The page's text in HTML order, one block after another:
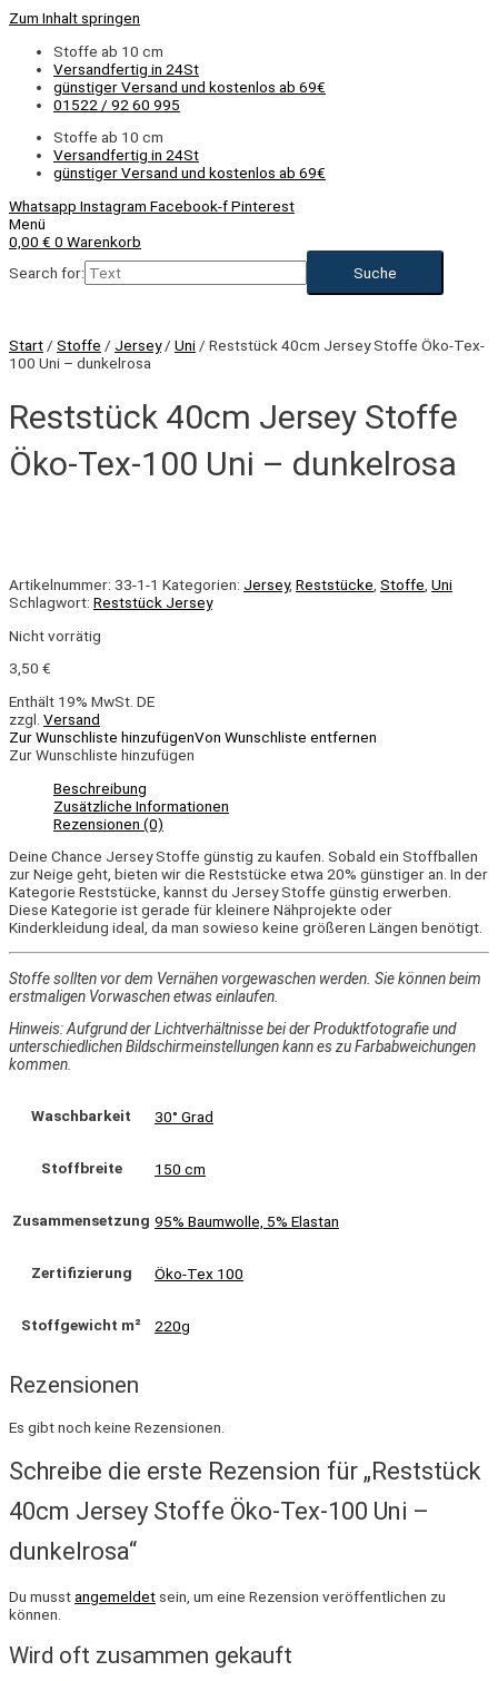
Zum Inhalt springen
Stoffe ab 10 cm
Versandfertig in 24St
günstiger Versand und kostenlos ab 69€
01522 / 92 60 995
Stoffe ab 10 cm
Versandfertig in 24St
günstiger Versand und kostenlos ab 69€
Whatsapp Instagram Facebook-fPinterest
Menü
0,00 € 0 Warenkorb
Search for:
Start / Stoffe / Jersey/ Uni / Reststück 40cm Jersey Stoffe Öko-Tex-
100 Uni – dunkelrosa
Reststück 40cm Jersey Stoffe
Öko-Tex-100 Uni – dunkelrosa
Artikelnummer: 33-1-1 Kategorien: Jersey, Reststücke Stoffe Uni
Schlagwort: Reststück Jersey
Nicht vorrätig
3,50 €
Enthält 19% MwSt. DE
zzgl. Versand
Zur Wunschliste hinzufügenVon Wunschliste entfernen
Zur Wunschliste hinzufügen
Beschreibung
Zusätzliche Informationen
Rezensionen (0)
Deine Chance Jersey Stoffe günstig zu kaufen. Sobald ein Stoffballen
zur Neige geht, bieten wir die Reststücke etwa 20% günstiger an. In der
Kategorie Reststücke, kannst du Jersey Stoffe günstig erwerben.
Diese Kategorie ist gerade für kleinere Nähprojekte oder
Kinderkleidung ideal, da man sowieso keine größeren Längen benötigt.
Stoffe sollten vor dem Vernähen vorgewaschen werden. Sie können beim
erstmaligen Vorwaschen etwas einlaufen.
Hinweis: Aufgrund der Lichtverhältnisse bei der Produktfotografie und
unterschiedlichen Bildschirmeinstellungen kann es zu Farbabweichungen
kommen.
Waschbarkeit 30° Grad
Stoffbreite 150 cm
Zusammensetzung 95% Baumwolle, 5% Elastan
Zertifizierung Öko-Tex 100
Stoffgewicht m² 220g
Rezensionen
Es gibt noch keine Rezensionen.
Schreibe die erste Rezension für „Reststück
40cm Jersey Stoffe Öko-Tex-100 Uni –
dunkelrosa“
Du musstangemeldet sein, um eine Rezension veröffentlichen zu
können.
Wird oft zusammen gekauft